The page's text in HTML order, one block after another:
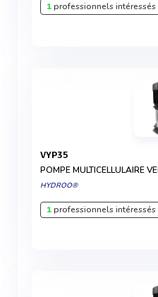
1professionnels intéressés
VYP35
POMPE MULTICELLULAIRE
HYDROO®
1professionnels intéressés